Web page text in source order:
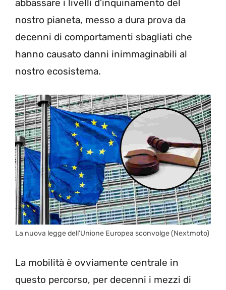
abbassare i livelli d’inquinamento del
nostro pianeta, messo a dura prova da
decenni di comportamenti sbagliati che
hanno causato danni inimmaginabili al
nostro ecosistema.
La nuova legge dell’Unione Europea sconvolge (Nextmoto)
La mobilità è ovviamente centrale in
questo percorso, per decenni i mezzi di